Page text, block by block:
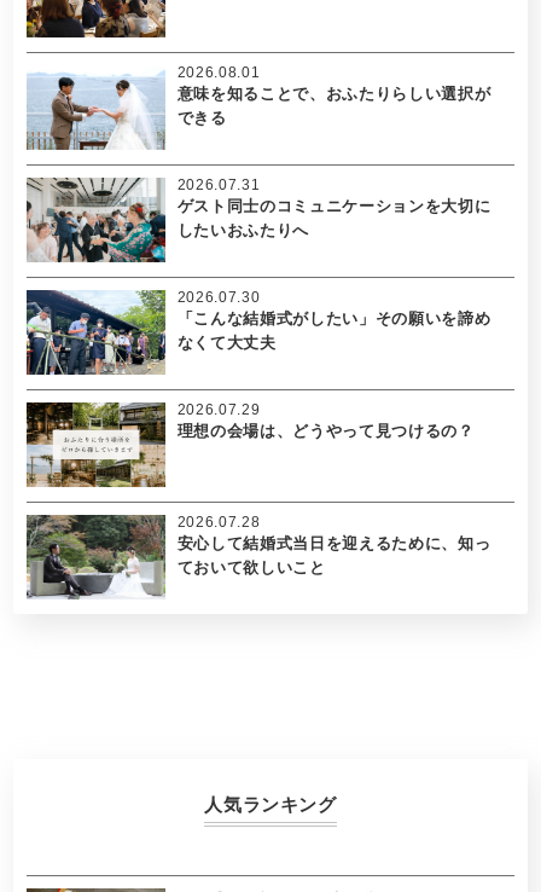
意味を知ることで、おふたりらしい選択が
できる
2026.08.01
ゲスト同士のコミュニケーションを大切に
したいおふたりへ
2026.07.31
「こんな結婚式がしたい」その願いを諦め
なくて大丈夫
2026.07.30
理想の会場は、どうやって見つけるの？
2026.07.29
安心して結婚式当日を迎えるために、知っ
ておいて欲しいこと
2026.07.28
人気ランキング